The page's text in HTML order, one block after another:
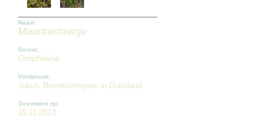
Naam:
Muurtrechtertje
Genus:
Omphalina
Vindplaats:
Julich, Bruinkoolmijnen in Duitsland
Gevonden op:
15-11-2013